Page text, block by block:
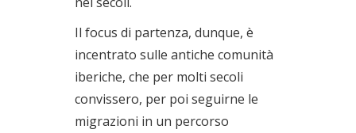
Il focus di partenza, dunque, è
incentrato sulle antiche comunità
iberiche, che per molti secoli
convissero, per poi seguirne le
migrazioni in un percorso